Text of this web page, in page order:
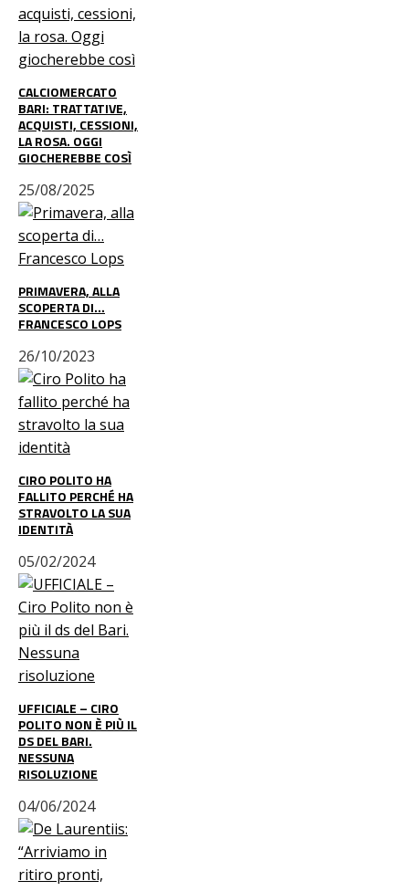
CALCIOMERCATO
BARI: TRATTATIVE,
ACQUISTI, CESSIONI,
LA ROSA. OGGI
GIOCHEREBBE COSÌ
25/08/2025
PRIMAVERA, ALLA
SCOPERTA DI…
FRANCESCO LOPS
26/10/2023
CIRO POLITO HA
FALLITO PERCHÉ HA
STRAVOLTO LA SUA
IDENTITÀ
05/02/2024
UFFICIALE – CIRO
POLITO NON È PIÙ IL
DS DEL BARI.
NESSUNA
RISOLUZIONE
04/06/2024